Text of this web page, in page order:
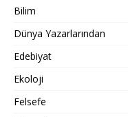
Bilim
Dünya Yazarlarından
Edebiyat
Ekoloji
Felsefe